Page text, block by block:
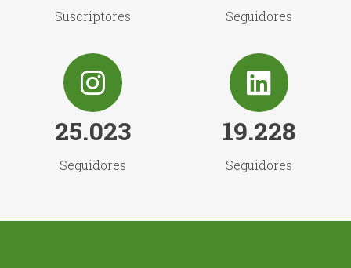
Suscriptores Seguidores
25.023
Seguidores
19.228
Seguidores